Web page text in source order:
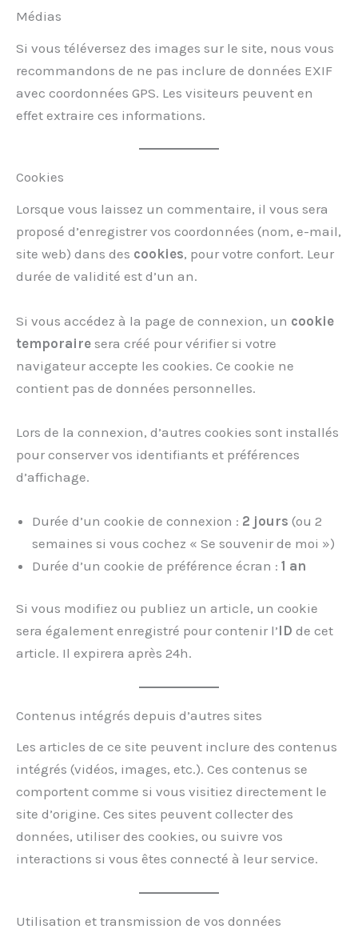
Médias
Si vous téléversez des images sur le site, nous vous
recommandons de ne pas inclure de données EXIF
avec coordonnées GPS. Les visiteurs peuvent en
effet extraire ces informations.
Cookies
Lorsque vous laissez un commentaire, il vous sera
proposé d’enregistrer vos coordonnées (nom, e-mail,
site web) dans des cookies, pour votre confort. Leur
durée de validité est d’un an.
Si vous accédez à la page de connexion, un cookie
temporaire sera créé pour vérifier si votre
navigateur accepte les cookies. Ce cookie ne
contient pas de données personnelles.
Lors de la connexion, d’autres cookies sont installés
pour conserver vos identifiants et préférences
d’affichage.
Durée d’un cookie de connexion : 2 jours (ou 2
semaines si vous cochez « Se souvenir de moi »)
Durée d’un cookie de préférence écran : 1 an
Si vous modifiez ou publiez un article, un cookie
sera également enregistré pour contenir l’ID de cet
article. Il expirera après 24h.
Contenus intégrés depuis d’autres sites
Les articles de ce site peuvent inclure des contenus
intégrés (vidéos, images, etc.). Ces contenus se
comportent comme si vous visitiez directement le
site d’origine. Ces sites peuvent collecter des
données, utiliser des cookies, ou suivre vos
interactions si vous êtes connecté à leur service.
Utilisation et transmission de vos données